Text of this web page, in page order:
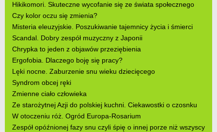
Hikikomori. Skuteczne wycofanie się ze świata społecznego
Czy kolor oczu się zmienia?
Misteria eleuzyjskie. Poszukiwanie tajemnicy życia i śmierci
Scandal. Dobry zespół muzyczny z Japonii
Chrypka to jeden z objawów przeziębienia
Ergofobia. Dlaczego boję się pracy?
Lęki nocne. Zaburzenie snu wieku dziecięcego
Syndrom obcej ręki
Zmienne ciało człowieka
Ze starożytnej Azji do polskiej kuchni. Ciekawostki o czosnku
W otoczeniu róż. Ogród Europa-Rosarium
Zespół opóźnionej fazy snu czyli śpię o innej porze niż wszyscy